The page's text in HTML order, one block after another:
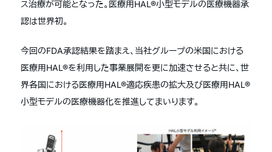
ス治療が可能となった。医療用HAL®小型モデルの医療機器承
認は世界初。
今回のFDA承認結果を踏まえ、当社グループの米国における
医療用HAL®を利用した事業展開を更に加速させると共に、世
界各国における医療用HAL®適応疾患の拡大及び医療用HAL®
小型モデルの医療機器化を推進してまいります。